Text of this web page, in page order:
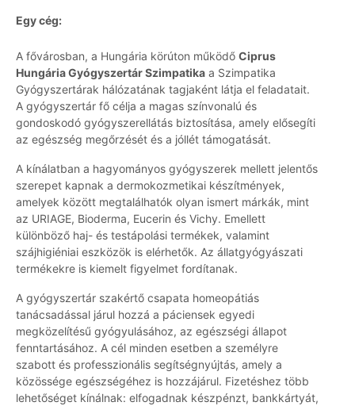
Egy cég:
A fővárosban, a Hungária körúton működő Ciprus
Hungária Gyógyszertár Szimpatika a Szimpatika
Gyógyszertárak hálózatának tagjaként látja el feladatait.
A gyógyszertár fő célja a magas színvonalú és
gondoskodó gyógyszerellátás biztosítása, amely elősegíti
az egészség megőrzését és a jóllét támogatását.
A kínálatban a hagyományos gyógyszerek mellett jelentős
szerepet kapnak a dermokozmetikai készítmények,
amelyek között megtalálhatók olyan ismert márkák, mint
az URIAGE, Bioderma, Eucerin és Vichy. Emellett
különböző haj- és testápolási termékek, valamint
szájhigiéniai eszközök is elérhetők. Az állatgyógyászati
termékekre is kiemelt figyelmet fordítanak.
A gyógyszertár szakértő csapata homeopátiás
tanácsadással járul hozzá a páciensek egyedi
megközelítésű gyógyulásához, az egészségi állapot
fenntartásához. A cél minden esetben a személyre
szabott és professzionális segítségnyújtás, amely a
közössége egészségéhez is hozzájárul. Fizetéshez több
lehetőséget kínálnak: elfogadnak készpénzt, bankkártyát,